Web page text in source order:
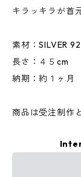
キラッキラが首
素材：SILVER
長さ：４５cm
納期：約１ヶ月
商品は受注制作